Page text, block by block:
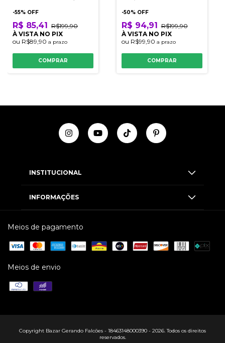
-55% OFF
R$ 85,41
R$199,90
À VISTA NO PIX
ou R$89,90 a prazo
COMPRAR
-50% OFF
R$ 94,91
R$199,90
À VISTA NO PIX
ou R$99,90 a prazo
COMPRAR
INSTITUCIONAL
INFORMAÇÕES
Meios de pagamento
Meios de envio
Copyright Bazar Gerando Falcões - 18463148000390 - 2026. Todos os direitos
reservados.